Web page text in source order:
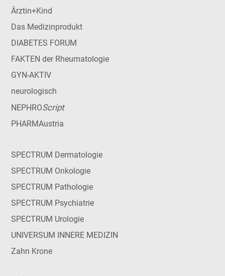
Ärztin+Kind
Das Medizinprodukt
DIABETES FORUM
FAKTEN der Rheumatologie
GYN-AKTIV
neurologisch
NEPHROScript
PHARMAustria
SPECTRUM Dermatologie
SPECTRUM Onkologie
SPECTRUM Pathologie
SPECTRUM Psychiatrie
SPECTRUM Urologie
UNIVERSUM INNERE MEDIZIN
Zahn Krone